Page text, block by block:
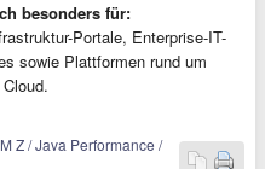
besonders für:
Portale, Enterprise-IT-
sowie Plattformen rund um
Z / Java Performance /